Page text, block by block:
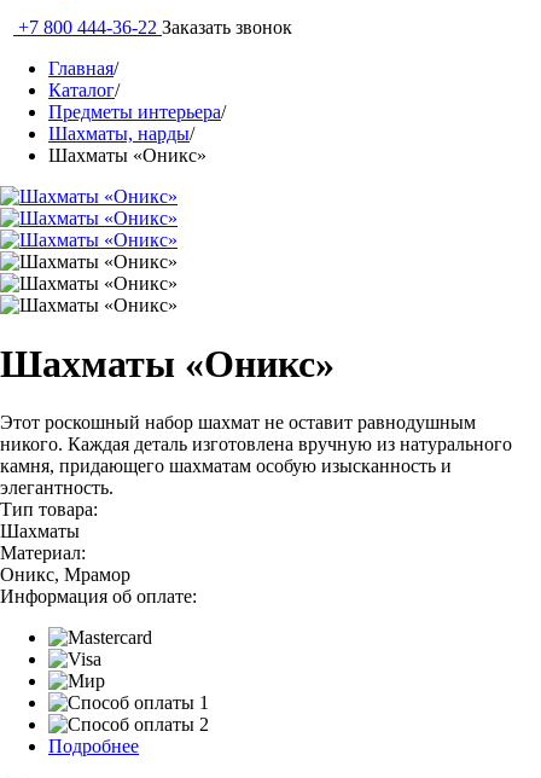
+7 800 444-36-22 Заказать звонок
Главная/
Каталог/
Предметы интерьера/
Шахматы, нарды/
Шахматы «Оникс»
Шахматы «Оникс»
Этот роскошный набор шахмат не оставит равнодушным
никого. Каждая деталь изготовлена вручную из натурального
камня, придающего шахматам особую изысканность и
элегантность.
Тип товара:
Шахматы
Материал:
Оникс, Мрамор
Информация об оплате:
Подробнее